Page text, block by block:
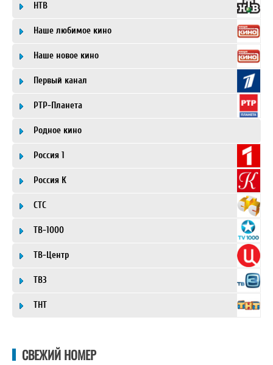
НТВ
Наше любимое кино
Наше новое кино
Первый канал
РТР-Планета
Родное кино
Россия 1
Россия К
СТС
ТВ-1000
ТВ-Центр
ТВ3
ТНТ
СВЕЖИЙ НОМЕР